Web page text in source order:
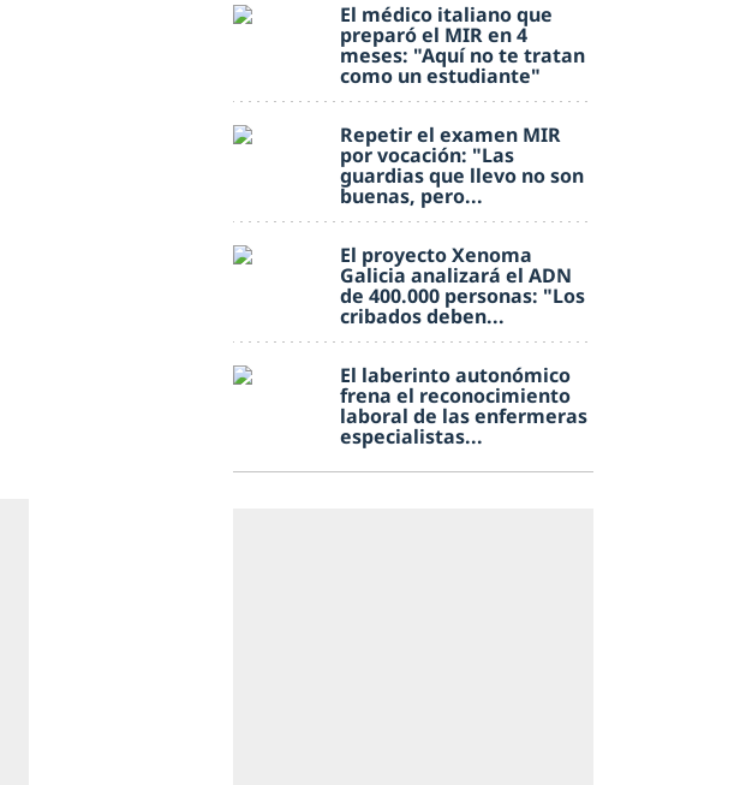
El médico italiano que
preparó el MIR en 4
meses: "Aquí no te tratan
como un estudiante"
Repetir el examen MIR
por vocación: "Las
guardias que llevo no son
buenas, pero...
El proyecto Xenoma
Galicia analizará el ADN
de 400.000 personas: "Los
cribados deben...
El laberinto autonómico
frena el reconocimiento
laboral de las enfermeras
especialistas...